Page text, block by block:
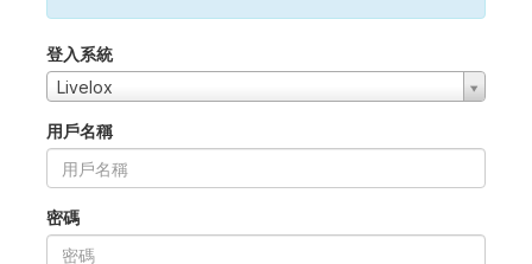
登入系統
Livelox
用戶名稱
密碼